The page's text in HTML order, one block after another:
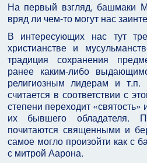
На первый взгляд, башмаки
вряд ли чем-то могут нас
В интересующих нас тут
христианстве и
традиция сохранения
ранее каким-либо
религиозным лидерам и
считается в соответствии с
степени переходит
их бывшего обладателя.
почитаются священными и
самое могло произойти как с
с митрой Аарона.